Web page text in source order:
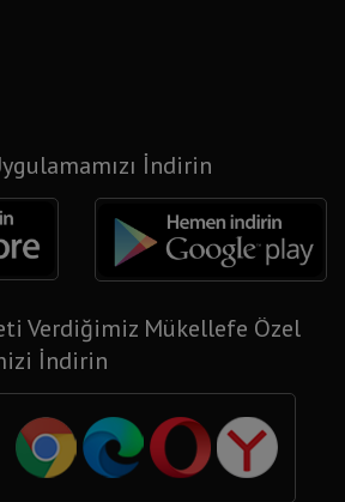
İndirin
Verdiğimiz Mükellefe Özel
İndirin